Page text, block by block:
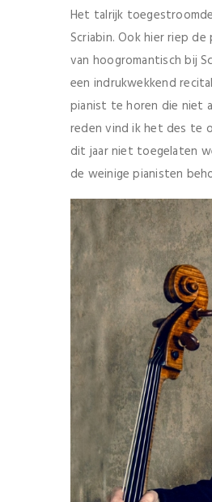
Het talrijk
Scriabin. Ook hier riep
van hoogromantisch bij
een indrukwekkend
pianist te horen die niet
reden vind ik het des te
dit jaar niet toegelaten
de weinige pianisten